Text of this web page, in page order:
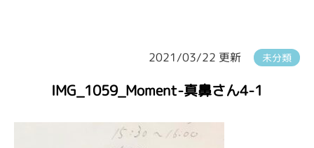
2021/03/22 更新 未分類
IMG_1059_Moment-真鼻さん4-1